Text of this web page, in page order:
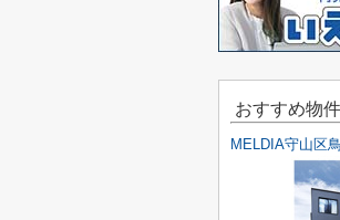
おすすめ物件